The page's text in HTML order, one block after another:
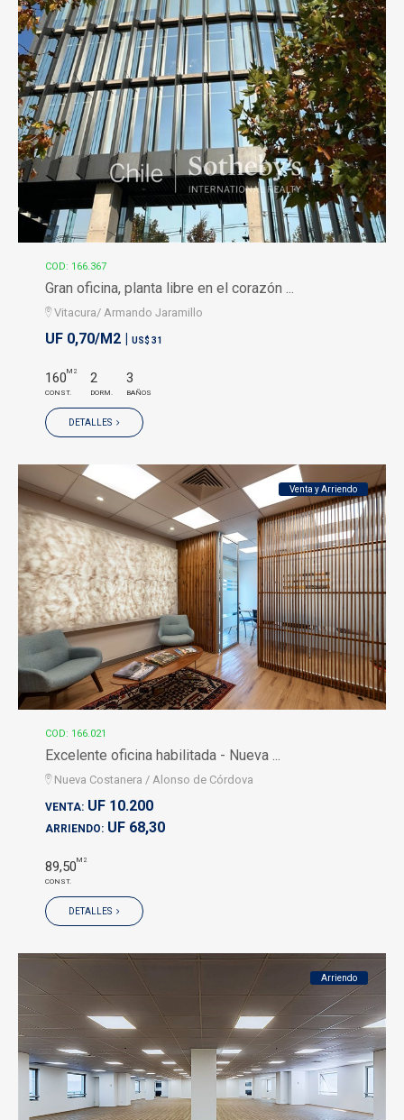
COD: 166.367
Gran oficina, planta libre en el corazón ...
Vitacura/ Armando Jaramillo
UF 0,70/M2 | US$ 31
160M2
CONST.
2
DORM.
3
BAÑOS
DETALLES
Venta y Arriendo
COD: 166.021
Excelente oficina habilitada - Nueva ...
Nueva Costanera / Alonso de Córdova
VENTA: UF 10.200
ARRIENDO: UF 68,30
89,50M2
CONST.
DETALLES
Arriendo